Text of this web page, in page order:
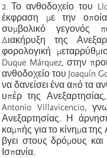
2 Το ανθοδοχείο του
έκφραση με την
συμβολικό γεγονός
Διακήρυξη της
φορολογική
Duque Márquez, στην
ανθοδοχείο του Joaquín
να δανείσει ένα από τα
υπέρ της
Antonio Villavicencio,
Ανεξαρτησίας. Η
καμπής για το κίνημα
βγει στους δρόμους
Ισπανία.